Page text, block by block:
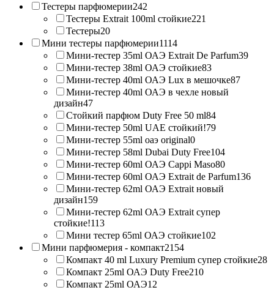
Тестеры парфюмерии242
Тестеры Extrait 100ml стойкие221
Тестеры20
Мини тестеры парфюмерии1114
Мини-тестер 35ml ОАЭ Extrait De Parfum39
Мини-тестер 38ml ОАЭ стойкие83
Мини-тестер 40ml ОАЭ Lux в мешочке87
Мини-тестер 40ml ОАЭ в чехле новый
дизайн47
Стойкий парфюм Duty Free 50 ml84
Мини-тестер 50ml UAE стойкий!79
Мини-тестер 55ml оаэ original0
Мини-тестер 58ml Dubai Duty Free104
Мини-тестер 60ml ОАЭ Cappi Maso80
Мини-тестер 60ml ОАЭ Extrait de Parfum136
Мини-тестер 62ml ОАЭ Extrait новый
дизайн159
Мини-тестер 62ml ОАЭ Extrait супер
стойкие!113
Мини тестер 65ml ОАЭ стойкие102
Мини парфюмерия - компакт2154
Компакт 40 ml Luxury Premium супер стойкие28
Компакт 25ml ОАЭ Duty Free210
Компакт 25ml ОАЭ12